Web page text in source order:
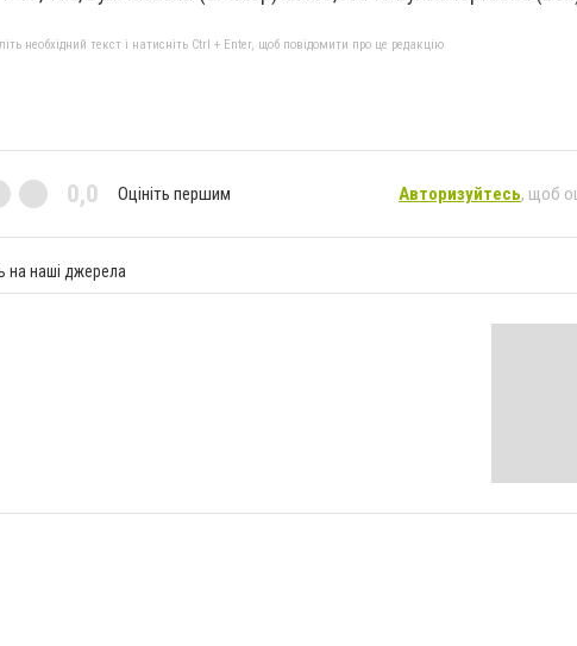
необхідний текст і натисніть Ctrl + Enter, щоб повідомити про це редакцію
0,0 Оцініть першим Авторизуйтесь, щоб
на наші джерела